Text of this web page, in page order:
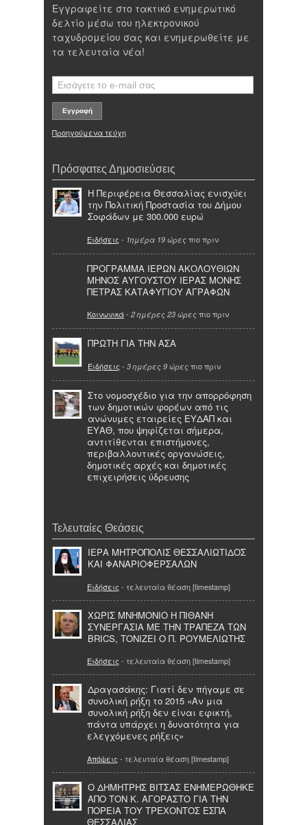
Εγγραφείτε στο τακτικό ενημερωτικό
δελτίο μέσω του ηλεκτρονικού
ταχυδρομείου σας και ενημερωθείτε με
τα τελευταία νέα!
Προηγούμενα τεύχη
Πρόσφατες Δημοσιεύσεις
Η Περιφέρεια Θεσσαλίας ενισχύει
την Πολιτική Προστασία του Δήμου
Σοφάδων με 300.000 ευρώ
Ειδήσεις - 1ημέρα 19 ώρες πιο πριν
ΠΡΟΓΡΑΜΜΑ ΙΕΡΩΝ ΑΚΟΛΟΥΘΙΩΝ
ΜΗΝΟΣ ΑΥΓΟΥΣΤΟΥ ΙΕΡΑΣ ΜΟΝΗΣ
ΠΕΤΡΑΣ ΚΑΤΑΦΥΓΙΟΥ ΑΓΡΑΦΩΝ
Κοινωνικά- 2 ημέρες 23 ώρες πιο πριν
ΠΡΩΤΗ ΓΙΑ ΤΗΝ ΑΣΑ
Ειδήσεις - 3 ημέρες 9 ώρες πιο πριν
Στο νομοσχέδιο για την απορρόφηση
των δημοτικών φορέων από τις
ανώνυμες εταιρείες ΕΥΔΑΠ και
ΕΥΑΘ, που ψηφίζεται σήμερα,
αντιτίθενται επιστήμονες,
περιβαλλοντικές οργανώσεις,
δημοτικές αρχές και δημοτικές
επιχειρήσεις ύδρευσης
Τελευταίες Θεάσεις
ΙΕΡΑ ΜΗΤΡΟΠΟΛΙΣ ΘΕΣΣΑΛΙΩΤΙΔΟΣ
ΚΑΙ ΦΑΝΑΡΙΟΦΕΡΣΑΛΩΝ
Ειδήσεις - τελευταία θέαση [timestamp]
ΧΩΡΙΣ ΜΝΗΜΟΝΙΟ Η ΠΙΘΑΝΗ
ΣΥΝΕΡΓΑΣΙΑ ΜΕ ΤΗΝ ΤΡΑΠΕΖΑ ΤΩΝ
BRICS, ΤΟΝΙΖΕΙ Ο Π. ΡΟΥΜΕΛΙΩΤΗΣ
Ειδήσεις - τελευταία θέαση [timestamp]
Δραγασάκης: Γιατί δεν πήγαμε σε
συνολική ρήξη το 2015 «Αν μια
συνολική ρήξη δεν είναι εφικτή,
πάντα υπάρχει η δυνατότητα για
ελεγχόμενες ρήξεις»
Απόψεις - τελευταία θέαση [timestamp]
Ο ΔΗΜΗΤΡΗΣ ΒΙΤΣΑΣ ΕΝΗΜΕΡΩΘΗΚΕ
ΑΠΟ ΤΟΝ Κ. ΑΓΟΡΑΣΤΟ ΓΙΑ ΤΗΝ
ΠΟΡΕΙΑ ΤΟΥ ΤΡΕΧΟΝΤΟΣ ΕΣΠΑ
ΘΕΣΣΑΛΙΑΣ